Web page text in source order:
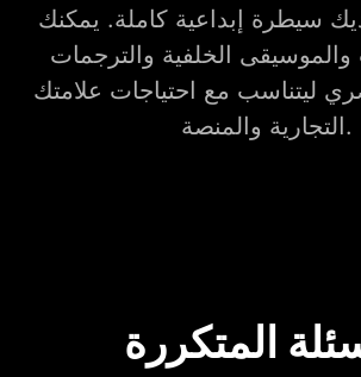
سيطرة إبداعية كاملة. يمكنك
الخلفية والترجمات
ليتناسب مع احتياجات علامتك
التجارية والمنصة.
المتكررة